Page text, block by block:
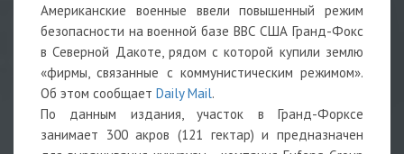
Американские военные ввели повышенный режим
безопасности на военной базе ВВС США Гранд-Фокс
в Северной Дакоте, рядом с которой купили землю
«фирмы, связанные с коммунистическим режимом».
Об этом сообщает Daily Mail.
По данным издания, участок в Гранд-Форксе
занимает 300 акров (121 гектар) и предназначен